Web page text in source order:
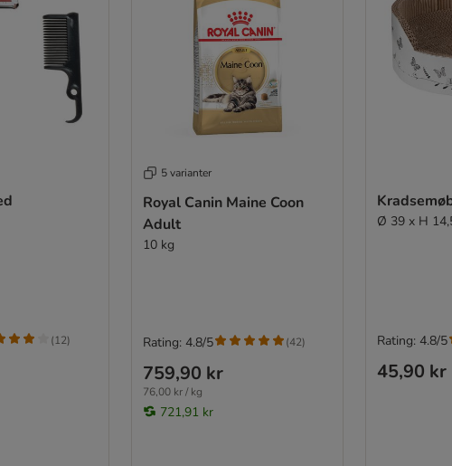
(12)
5 varianter
Royal Canin Maine Coon
Adult
10 kg
759,90 kr
76,00 kr / kg
721,91 kr
Rating: 4.8/5 (42)
Ø 39 x H
45,90 kr
Rating: 4.8/5